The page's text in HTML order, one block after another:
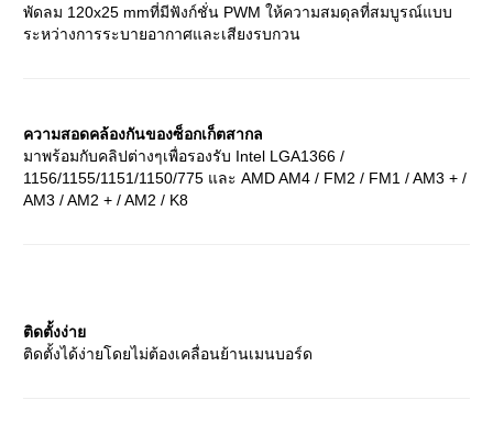
พัดลม 120x25 mmที่มีฟังก์ชั่น PWM ให้ความสมดุลที่สมบูรณ์แบบ
ระหว่างการระบายอากาศและเสียงรบกวน
ความสอดคล้องกันของซ็อกเก็ตสากล
มาพร้อมกับคลิปต่างๆเพื่อรองรับ Intel LGA1366 /
1156/1155/1151/1150/775 และ AMD AM4 / FM2 / FM1 / AM3 + /
AM3 / AM2 + / AM2 / K8
ติดตั้งง่าย
ติดตั้งได้ง่ายโดยไม่ต้องเคลื่อนย้านเมนบอร์ด